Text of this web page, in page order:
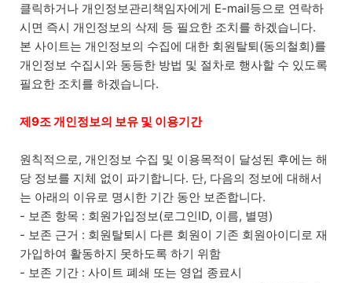
클릭하거나 개인정보관리책임자에게 E-mail등으로 연락하
시면 즉시 개인정보의 삭제 등 필요한 조치를 하겠습니다.
본 사이트는 개인정보의 수집에 대한 회원탈퇴(동의철회)를
개인정보 수집시와 동등한 방법 및 절차로 행사할 수 있도록
필요한 조치를 하겠습니다.
제9조 개인정보의 보유 및 이용기간
원칙적으로, 개인정보 수집 및 이용목적이 달성된 후에는 해
당 정보를 지체 없이 파기합니다. 단, 다음의 정보에 대해서
는 아래의 이유로 명시한 기간 동안 보존합니다.
- 보존 항목 : 회원가입정보(로그인ID, 이름, 별명)
- 보존 근거 : 회원탈퇴시 다른 회원이 기존 회원아이디로 재
가입하여 활동하지 못하도록 하기 위함
- 보존 기간 : 사이트 폐쇄 또는 영업 종료시